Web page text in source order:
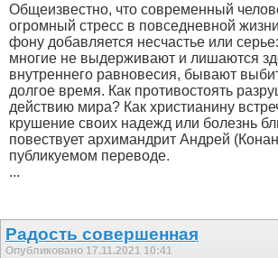
Общеизвестно, что современный
огромный стресс в повседневной
фону добавляется несчастье или
многие не выдерживают и лишаются
внутреннего равновесия, бывают
долгое время. Как противостоять
действию мира? Как христианину
крушение своих надежд или болезнь
повествует архимандрит Андрей
публикуемом переводе.
...
Радость совершенная
Опубликовано 17.11.2021 10:41